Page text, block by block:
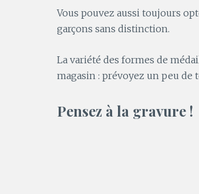
Vous pouvez aussi toujours
garçons sans distinction.
La variété des formes de
magasin : prévoyez un peu
Pensez à la gravure !